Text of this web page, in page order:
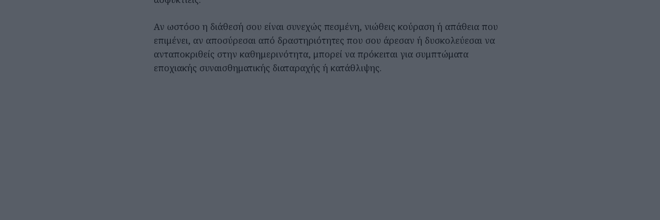
Αν ωστόσο η διάθεσή σου είναι συνεχώς πεσμένη, νιώθεις κούραση ή απάθεια που
επιμένει, αν αποσύρεσαι από δραστηριότητες που σου άρεσαν ή δυσκολεύεσαι να
ανταποκριθείς στην καθημερινότητα, μπορεί να πρόκειται για συμπτώματα
εποχιακής συναισθηματικής διαταραχής ή κατάθλιψης.